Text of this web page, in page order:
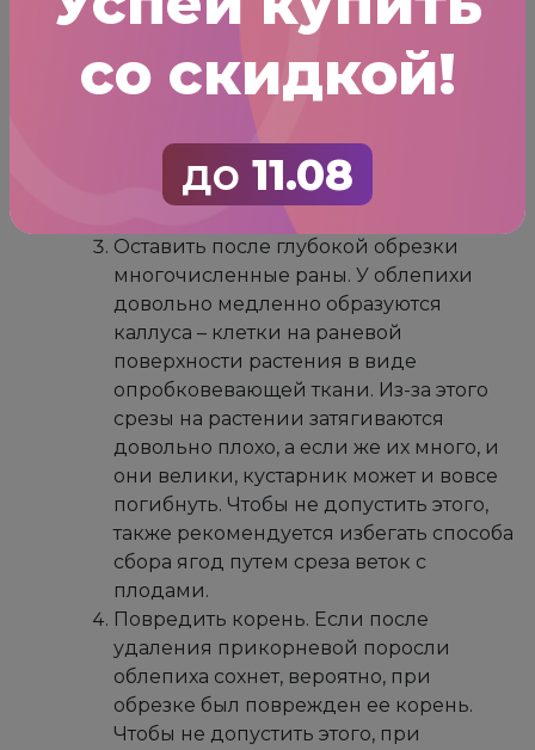
со скидкой!
до 11.08
чревато тем, что резко снизится
урожайность кустарника. Чтобы не
допустить подобной ошибки, следует
учесть, что генеративные почки
побегов. Так, при выполнении обрезки
ни в коем случае нельзя излишне
увлекаться их укорачиванием.
Оставить после глубокой обрезки
многочисленные раны. У облепихи
довольно медленно образуются
каллуса – клетки на раневой
поверхности растения в виде
опробковевающей ткани. Из-за этого
срезы на растении затягиваются
довольно плохо, а если же их много, и
они велики, кустарник может и вовсе
погибнуть. Чтобы не допустить этого,
также рекомендуется избегать способа
сбора ягод путем среза веток с
плодами.
Повредить корень. Если после
удаления прикорневой поросли
облепиха сохнет, вероятно, при
обрезке был поврежден ее корень.
Чтобы не допустить этого, при